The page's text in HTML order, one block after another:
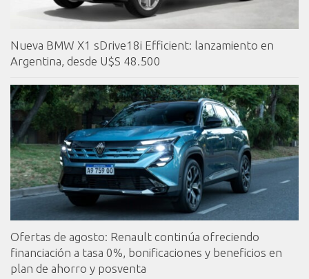
Nueva BMW X1 sDrive18i Efficient: lanzamiento en
Argentina, desde U$S 48.500
Ofertas de agosto: Renault continúa ofreciendo
financiación a tasa 0%, bonificaciones y beneficios en
plan de ahorro y posventa